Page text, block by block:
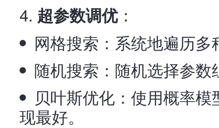
超参数调优：
网格搜索：系统地遍历多
随机搜索：随机选择参
贝叶斯优化：使用概率
现最好。